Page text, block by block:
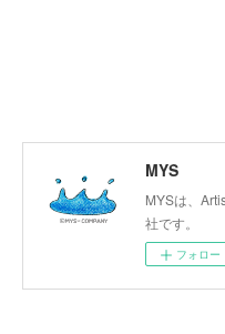
MYS
MYSは、
社です。
フォロー